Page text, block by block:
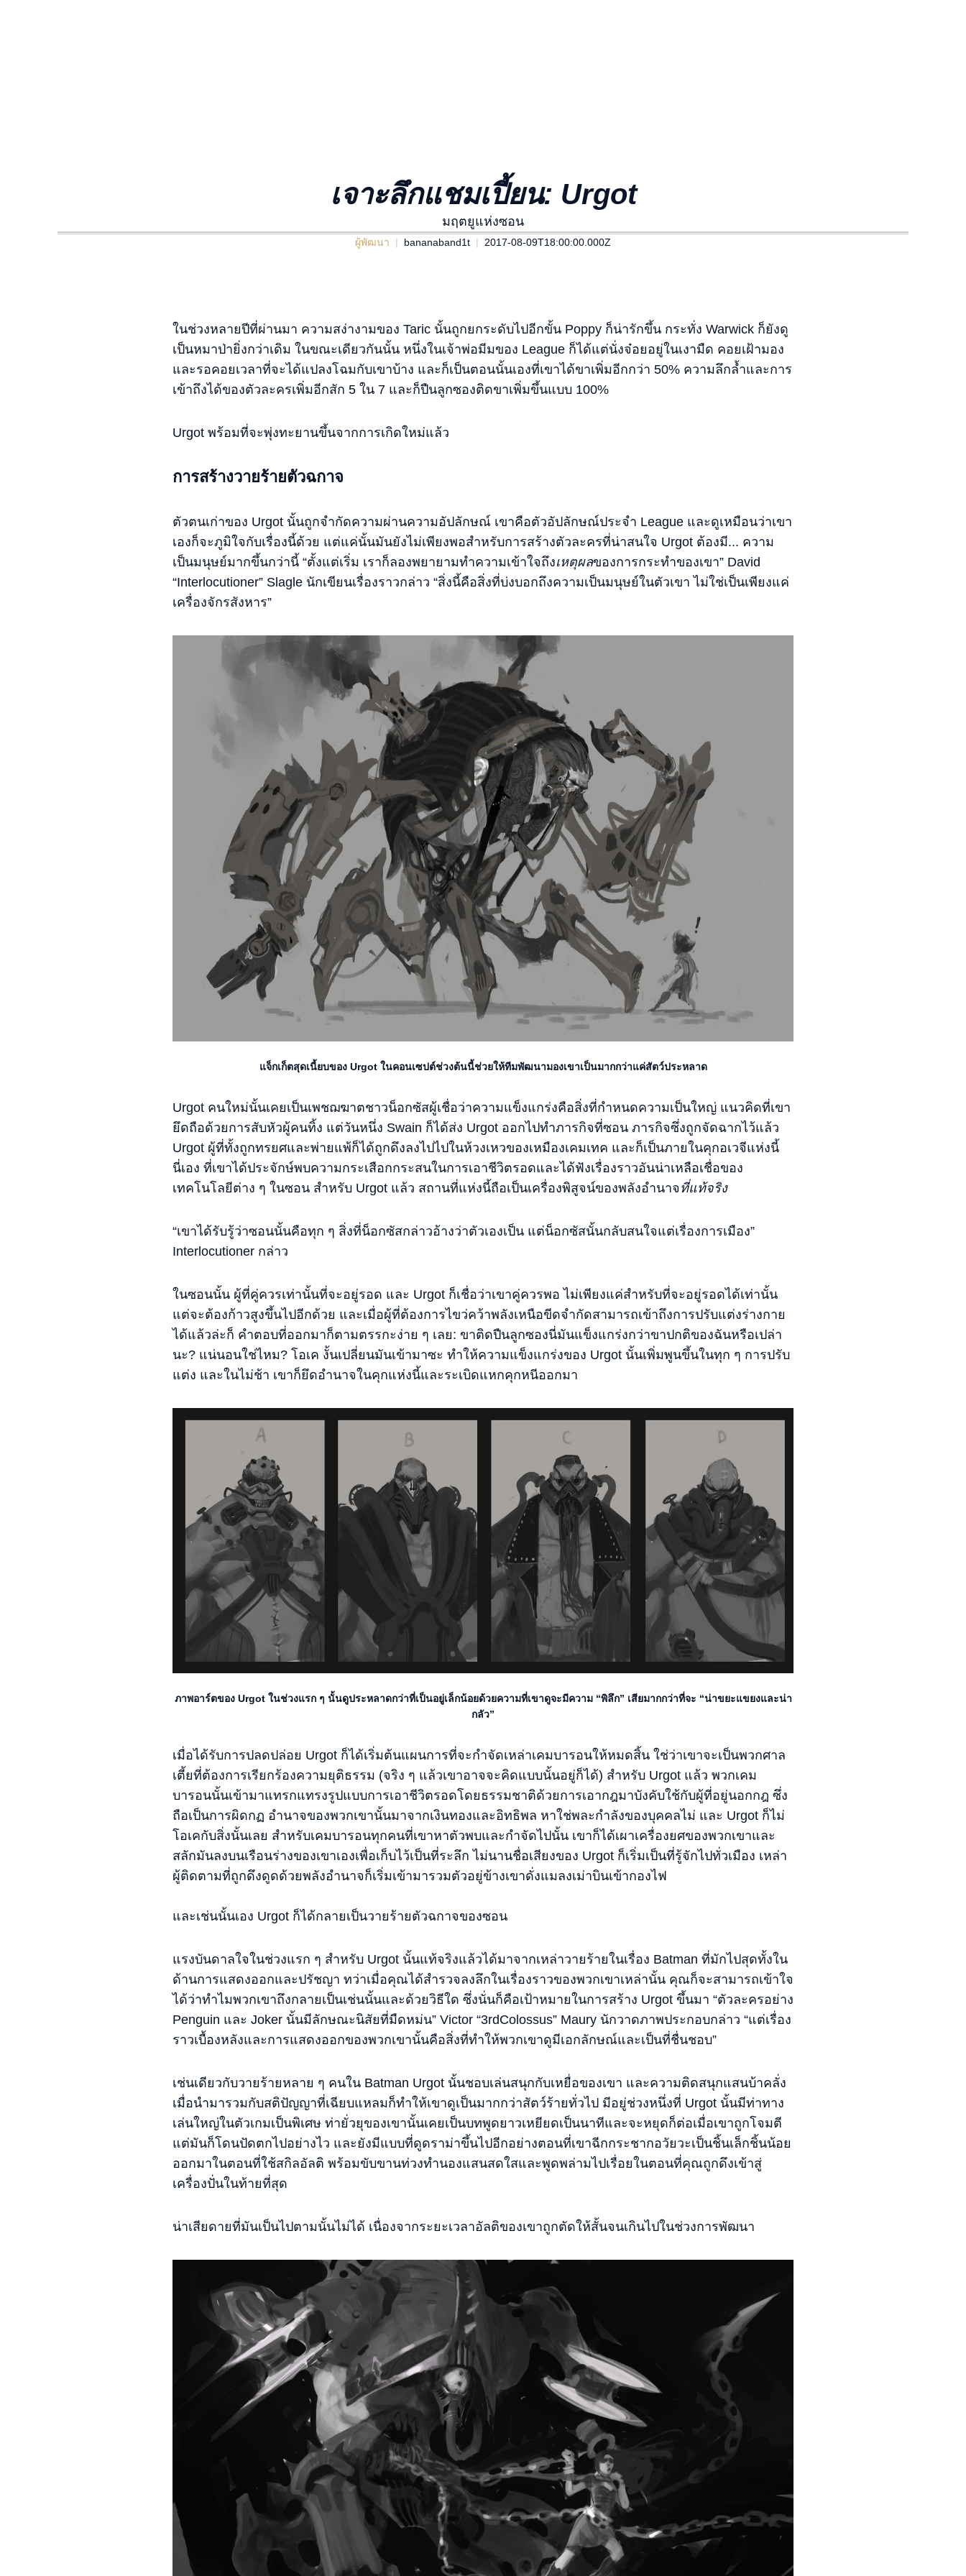
เจาะลึกแชมเปี้ยน: Urgot
มฤตยูแห่งซอน
ผู้พัฒนา bananaband1t 2017-08-09T18:00:00.000Z
ในช่วงหลายปีที่ผ่านมา ความสง่างามของ Taric นั้นถูกยกระดับไปอีกขั้น Poppy ก็น่ารักขึ้น กระทั่ง Warwick ก็ยังดู
เป็นหมาป่ายิ่งกว่าเดิม ในขณะเดียวกันนั้น หนึ่งในเจ้าพ่อมีมของ League ก็ได้แต่นั่งจ๋อยอยู่ในเงามืด คอยเฝ้ามอง
และรอคอยเวลาที่จะได้แปลงโฉมกับเขาบ้าง และก็เป็นตอนนั้นเองที่เขาได้ขาเพิ่มอีกกว่า 50% ความลึกล้ำและการ
เข้าถึงได้ของตัวละครเพิ่มอีกสัก 5 ใน 7 และก็ปืนลูกซองติดขาเพิ่มขึ้นแบบ 100%
Urgot พร้อมที่จะพุ่งทะยานขึ้นจากการเกิดใหม่แล้ว
การสร้างวายร้ายตัวฉกาจ
ตัวตนเก่าของ Urgot นั้นถูกจำกัดความผ่านความอัปลักษณ์ เขาคือตัวอัปลักษณ์ประจำ League และดูเหมือนว่าเขา
เองก็จะภูมิใจกับเรื่องนี้ด้วย แต่แค่นั้นมันยังไม่เพียงพอสำหรับการสร้างตัวละครที่น่าสนใจ Urgot ต้องมี... ความ
เป็นมนุษย์มากขึ้นกว่านี้ “ตั้งแต่เริ่ม เราก็ลองพยายามทำความเข้าใจถึงเหตุผลของการกระทำของเขา” David
“Interlocutioner” Slagle นักเขียนเรื่องราวกล่าว “สิ่งนี้คือสิ่งที่บ่งบอกถึงความเป็นมนุษย์ในตัวเขา ไม่ใช่เป็นเพียงแค่
เครื่องจักรสังหาร”
แจ็กเก็ตสุดเนี้ยบของ Urgot ในคอนเซปต์ช่วงต้นนี้ช่วยให้ทีมพัฒนามองเขาเป็นมากกว่าแค่สัตว์ประหลาด
Urgot คนใหม่นั้นเคยเป็นเพชฌฆาตชาวน็อกซัสผู้เชื่อว่าความแข็งแกร่งคือสิ่งที่กำหนดความเป็นใหญ่ แนวคิดที่เขา
ยึดถือด้วยการสับหัวผู้คนทิ้ง แต่วันหนึ่ง Swain ก็ได้ส่ง Urgot ออกไปทำภารกิจที่ซอน ภารกิจซึ่งถูกจัดฉากไว้แล้ว
Urgot ผู้ที่ทั้งถูกทรยศและพ่ายแพ้ก็ได้ถูกดึงลงไปไปในห้วงเหวของเหมืองเคมเทค และก็เป็นภายในคุกอเวจีแห่งนี้
นี่เอง ที่เขาได้ประจักษ์พบความกระเสือกกระสนในการเอาชีวิตรอดและได้ฟังเรื่องราวอันน่าเหลือเชื่อของ
เทคโนโลยีต่าง ๆ ในซอน สำหรับ Urgot แล้ว สถานที่แห่งนี้ถือเป็นเครื่องพิสูจน์ของพลังอำนาจ ที่แท้จริง
“เขาได้รับรู้ว่าซอนนั้นคือทุก ๆ สิ่งที่น็อกซัสกล่าวอ้างว่าตัวเองเป็น แต่น็อกซัสนั้นกลับสนใจแต่เรื่องการเมือง”
Interlocutioner กล่าว
ในซอนนั้น ผู้ที่คู่ควรเท่านั้นที่จะอยู่รอด และ Urgot ก็เชื่อว่าเขาคู่ควรพอ ไม่เพียงแค่สำหรับที่จะอยู่รอดได้เท่านั้น
แต่จะต้องก้าวสูงขึ้นไปอีกด้วย และเมื่อผู้ที่ต้องการไขว่คว้าพลังเหนือขีดจำกัดสามารถเข้าถึงการปรับแต่งร่างกาย
ได้แล้วล่ะก็ คำตอบที่ออกมาก็ตามตรรกะง่าย ๆ เลย: ขาติดปืนลูกซองนี่มันแข็งแกร่งกว่าขาปกติของฉันหรือเปล่า
นะ? แน่นอนใช่ไหม? โอเค งั้นเปลี่ยนมันเข้ามาซะ ทำให้ความแข็งแกร่งของ Urgot นั้นเพิ่มพูนขึ้นในทุก ๆ การปรับ
แต่ง และในไม่ช้า เขาก็ยึดอำนาจในคุกแห่งนี้และระเบิดแหกคุกหนีออกมา
ภาพอาร์ตของ Urgot ในช่วงแรก ๆ นั้นดูประหลาดกว่าที่เป็นอยู่เล็กน้อยด้วยความที่เขาดูจะมีความ “พิลึก” เสียมากกว่าที่จะ “น่าขยะแขยงและน่า
กลัว”
เมื่อได้รับการปลดปล่อย Urgot ก็ได้เริ่มต้นแผนการที่จะกำจัดเหล่าเคมบารอนให้หมดสิ้น ใช่ว่าเขาจะเป็นพวกศาล
เตี้ยที่ต้องการเรียกร้องความยุติธรรม (จริง ๆ แล้วเขาอาจจะคิดแบบนั้นอยู่ก็ได้) สำหรับ Urgot แล้ว พวกเคม
บารอนนั้นเข้ามาแทรกแทรงรูปแบบการเอาชีวิตรอดโดยธรรมชาติด้วยการเอากฎมาบังคับใช้กับผู้ที่อยู่นอกกฎ ซึ่ง
ถือเป็นการผิดกฏ อำนาจของพวกเขานั้นมาจากเงินทองและอิทธิพล หาใช่พละกำลังของบุคคลไม่ และ Urgot ก็ไม่
โอเคกับสิ่งนั้นเลย สำหรับเคมบารอนทุกคนที่เขาหาตัวพบและกำจัดไปนั้น เขาก็ได้เผาเครื่องยศของพวกเขาและ
สลักมันลงบนเรือนร่างของเขาเองเพื่อเก็บไว้เป็นที่ระลึก ไม่นานชื่อเสียงของ Urgot ก็เริ่มเป็นที่รู้จักไปทั่วเมือง เหล่า
ผู้ติดตามที่ถูกดึงดูดด้วยพลังอำนาจก็เริ่มเข้ามารวมตัวอยู่ข้างเขาดั่งแมลงเม่าบินเข้ากองไฟ
และเช่นนั้นเอง Urgot ก็ได้กลายเป็นวายร้ายตัวฉกาจของซอน
แรงบันดาลใจในช่วงแรก ๆ สำหรับ Urgot นั้นแท้จริงแล้วได้มาจากเหล่าวายร้ายในเรื่อง Batman ที่มักไปสุดทั้งใน
ด้านการแสดงออกและปรัชญา ทว่าเมื่อคุณได้สำรวจลงลึกในเรื่องราวของพวกเขาเหล่านั้น คุณก็จะสามารถเข้าใจ
ได้ว่าทำไมพวกเขาถึงกลายเป็นเช่นนั้นและด้วยวิธีใด ซึ่งนั่นก็คือเป้าหมายในการสร้าง Urgot ขึ้นมา “ตัวละครอย่าง
Penguin และ Joker นั้นมีลักษณะนิสัยที่มืดหม่น” Victor “3rdColossus” Maury นักวาดภาพประกอบกล่าว “แต่เรื่อง
ราวเบื้องหลังและการแสดงออกของพวกเขานั้นคือสิ่งที่ทำให้พวกเขาดูมีเอกลักษณ์และเป็นที่ชื่นชอบ”
เช่นเดียวกับวายร้ายหลาย ๆ คนใน Batman Urgot นั้นชอบเล่นสนุกกับเหยื่อของเขา และความติดสนุกแสนบ้าคลั่ง
เมื่อนำมารวมกับสติปัญญาที่เฉียบแหลมก็ทำให้เขาดูเป็นมากกว่าสัตว์ร้ายทั่วไป มีอยู่ช่วงหนึ่งที่ Urgot นั้นมีท่าทาง
เล่นใหญ่ในตัวเกมเป็นพิเศษ ท่ายั่วยุของเขานั้นเคยเป็นบทพูดยาวเหยียดเป็นนาทีและจะหยุดก็ต่อเมื่อเขาถูกโจมตี
แต่มันก็โดนปัดตกไปอย่างไว และยังมีแบบที่ดูดราม่าขึ้นไปอีกอย่างตอนที่เขาฉีกกระชากอวัยวะเป็นชิ้นเล็กชิ้นน้อย
ออกมาในตอนที่ใช้สกิลอัลติ พร้อมขับขานท่วงทำนองแสนสดใสและพูดพล่ามไปเรื่อยในตอนที่คุณถูกดึงเข้าสู่
เครื่องปั่นในท้ายที่สุด
น่าเสียดายที่มันเป็นไปตามนั้นไม่ได้ เนื่องจากระยะเวลาอัลติของเขาถูกตัดให้สั้นจนเกินไปในช่วงการพัฒนา